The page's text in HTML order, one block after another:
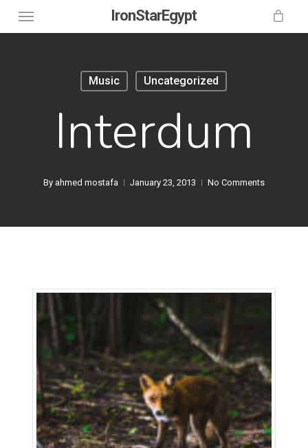
Skip
to
IronStarEgypt
Music Uncategorized
Interdum
By ahmed mostafa January 23, 2013 No Comments